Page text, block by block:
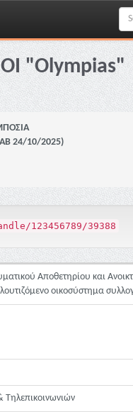
"Olympias"
24/10/2025)
123456789/39388
Αποθετηρίου και
οικοσύστημα
Τηλεπικοινωνιών